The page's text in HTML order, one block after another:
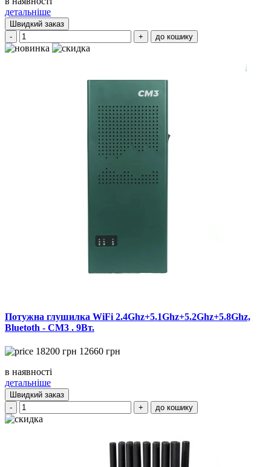
детальніше
Швидкий заказ
-
+ до кошику
Потужна глушилка WiFi 2.4Ghz+5.1Ghz+5.2Ghz+5.8Ghz,
Bluetoth - CM3 . 9Вт.
18200 грн 12660 грн
в наявності
детальніше
Швидкий заказ
-
+ до кошику